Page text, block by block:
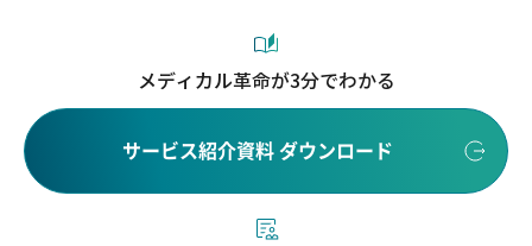
メディカル革命が3分でわかる
サービス紹介資料 ダウンロード